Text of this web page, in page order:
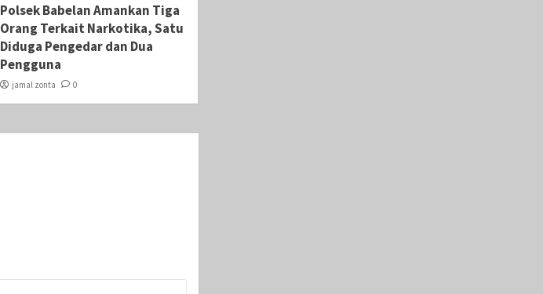
Polsek Babelan Amankan Tiga
Orang Terkait Narkotika, Satu
Diduga Pengedar dan Dua
Pengguna
jamal zonta 0